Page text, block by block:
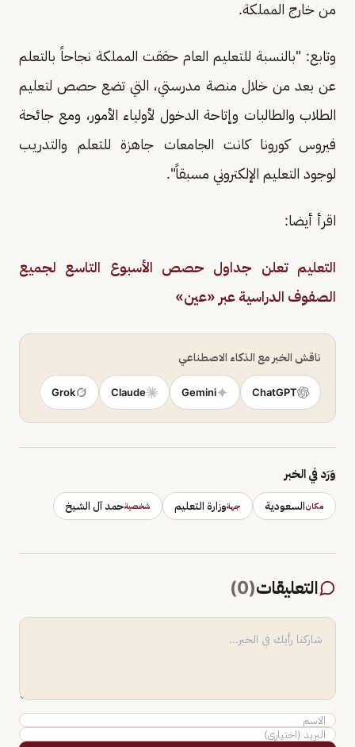
من خارج المملكة.
وتابع: "بالنسبة للتعليم العام حققت المملكة نجاحاً بالتعلم
عن بعد من خلال منصة مدرستي، التي تضع حصص لتعليم
الطلاب والطالبات وإتاحة الدخول لأولياء الأمور، ومع جائحة
فيروس كورونا كانت الجامعات جاهزة للتعلم والتدريب
لوجود التعليم الإلكتروني مسبقاً".
اقرأ أيضا:
التعليم تعلن جداول حصص الأسبوع التاسع لجميع
الصفوف الدراسية عبر «عين»
ناقش الخبر مع الذكاء الاصطناعي
ChatGPT
Gemini
Claude
Grok
وَرَد في الخبر
مكانالسعودية جهةوزارة التعليم شخصيةحمد آل الشيخ
التعليقات(
0
)